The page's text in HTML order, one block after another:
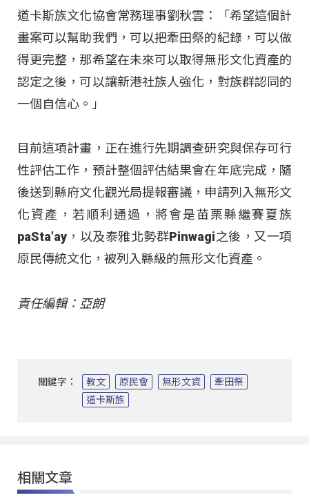
道卡斯族文化協會常務理事劉秋雲：「希望這個計
畫案可以幫助我們，可以把牽田祭的紀錄，可以做
得更完整，那希望在未來可以取得無形文化資產的
認定之後，可以讓新港社族人強化，對族群認同的
一個自信心。」
目前這項計畫，正在進行先期調查研究與保存可行
性評估工作，預計整個評估結果會在年底完成，隨
後送到縣府文化觀光局提報審議，申請列入無形文
化資產，若順利通過，將會是苗栗縣繼賽夏族
paSta’ay，以及泰雅北勢群Pinwagi之後，又一項
原民傳統文化，被列入縣級的無形文化資產。
責任編輯：亞朗
關鍵字： 教文 原民會 無形文資
牽田祭
道卡斯族
相關文章